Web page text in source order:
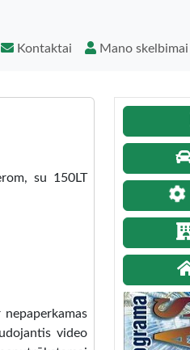
Kontaktai Mano skelbimai
su 150LT
video